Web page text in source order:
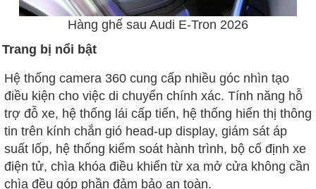
Hàng ghế sau Audi E-Tron 2026
Trang bị nổi bật
Hệ thống camera 360 cung cấp nhiều góc nhìn tạo
điều kiện cho việc di chuyển chính xác. Tính năng hỗ
trợ đỗ xe, hệ thống lái cấp tiến, hệ thống hiển thị thông
tin trên kính chắn gió head-up display, giám sát áp
suất lốp, hệ thống kiểm soát hành trình, bộ cố định xe
điện tử, chìa khóa điều khiển từ xa mở cửa không cần
chìa đều góp phần đảm bảo an toàn.